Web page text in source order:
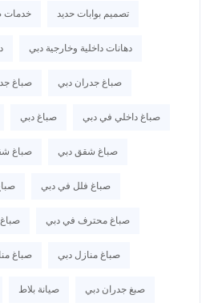
تصميم بوابات حديد خدمات
دهانات داخلية وخارجية دبي
صباغ جدران دبي صباغ
صباغ داخلي في دبي صباغ دبي
صباغ شقق دبي صباغ
صباغ فلل في دبي
صباغ محترف في دبي
صباغ منازل دبي صباغ
صبغ جدران دبي صيانة بلاط